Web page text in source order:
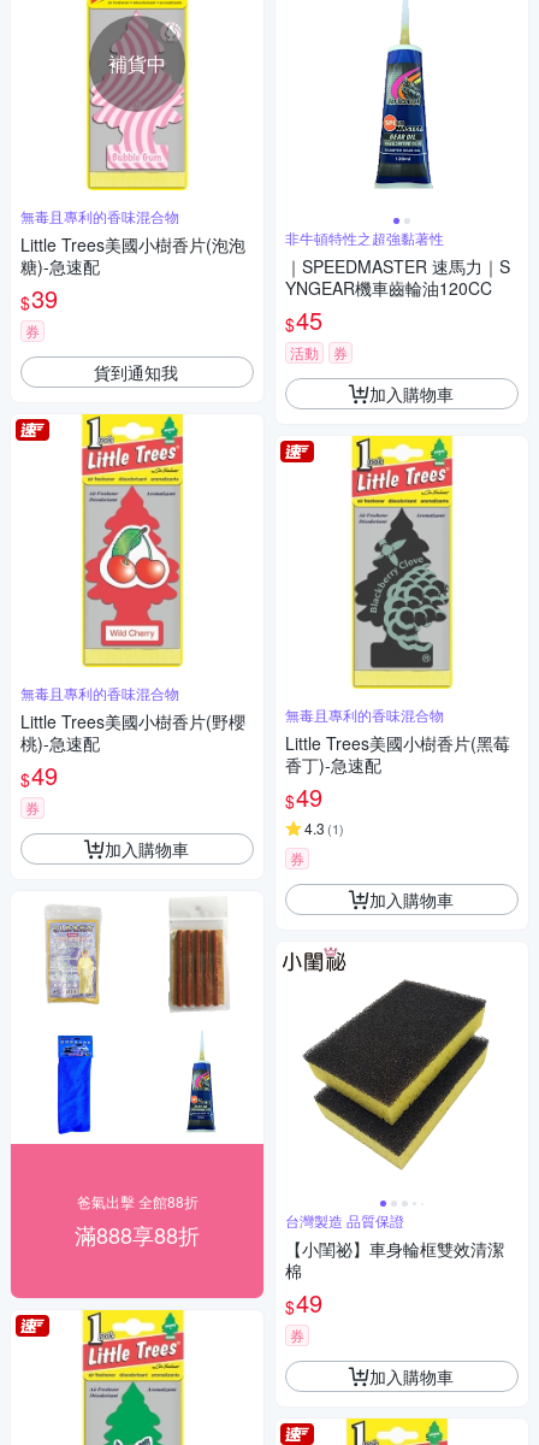
補貨中
無毒且專利的香味混合物
Little Trees美國小樹香片(泡泡
糖)-急速配
$39
券
貨到通知我
無毒且專利的香味混合物
Little Trees美國小樹香片(野櫻
桃)-急速配
$49
券
加入購物車
爸氣出擊 全館88折
滿888享88折
非牛頓特性之超強黏著性
｜SPEEDMASTER 速馬力｜S
YNGEAR機車齒輪油120CC
$45
活動 券
加入購物車
無毒且專利的香味混合物
Little Trees美國小樹香片(黑莓
香丁)-急速配
$49
4.3 (1)
券
加入購物車
台灣製造 品質保證
【小閨祕】車身輪框雙效清潔
棉
$49
券
加入購物車